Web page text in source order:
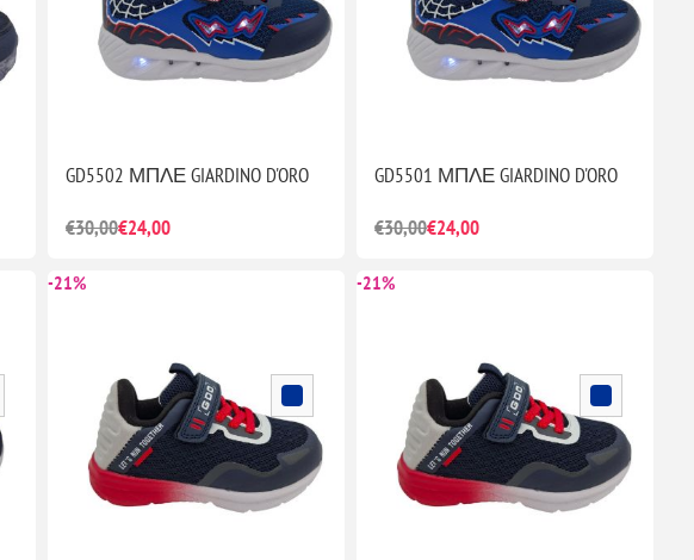
GD5502 ΜΠΛΕ GIARDINO D'ORO
€30,00€24,00
GD5501 ΜΠΛΕ GIARDINO D'ORO
€30,00€24,00
-21% -21%